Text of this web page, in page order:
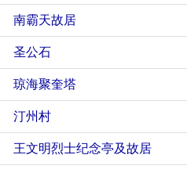
南霸天故居
圣公石
琼海聚奎塔
汀州村
王文明烈士纪念亭及故居